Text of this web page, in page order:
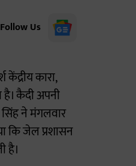
Follow Us
कारा,
कैदी अपनी
सिंह ने मंगलवार
कि जेल प्रशासन
है।